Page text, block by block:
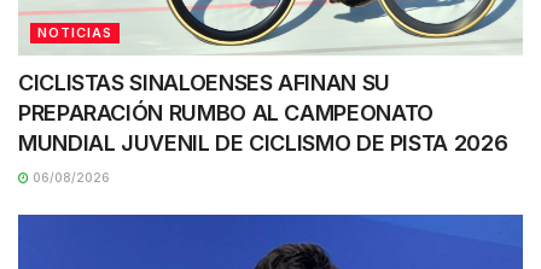
NOTICIAS
CICLISTAS SINALOENSES AFINAN SU
PREPARACIÓN RUMBO AL CAMPEONATO
MUNDIAL JUVENIL DE CICLISMO DE PISTA 2026
06/08/2026